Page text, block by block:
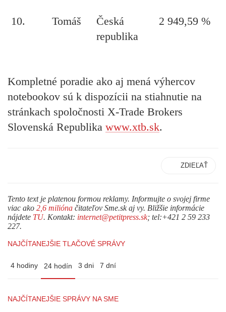
10. Tomáš
Česká
republika
2 949,59 %
Kompletné poradie ako aj mená výhercov
notebookov sú k dispozícii na stiahnutie na
stránkach spoločnosti X-Trade Brokers
Slovenská Republika www.xtb.sk.
ZDIEĽAŤ
Tento text je platenou formou reklamy. Informujte o svojej firme
viac ako 2,6 milióna čitateľov Sme.sk aj vy. Bližšie informácie
nájdete TU. Kontakt: internet@petitpress.sk; tel:+421 2 59 233
227.
NAJČÍTANEJŠIE TLAČOVÉ SPRÁVY
4 hodiny 24 hodín 3 dni 7 dní
NAJČÍTANEJŠIE SPRÁVY NA SME